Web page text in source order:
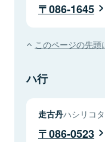
086-1645
このページの先頭
ハ行
走古丹ハシリコ
086-0523